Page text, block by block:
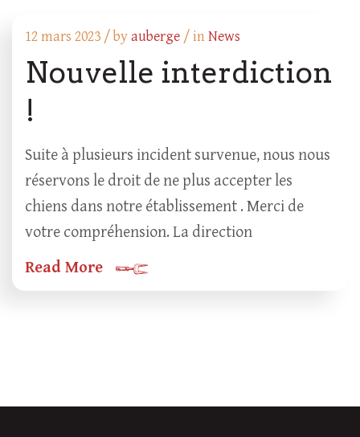
12 mars 2023 /byauberge / inNews
Nouvelle interdiction
!
Suite à plusieurs incident survenue, nous nous
réservons le droit de ne plus accepter les
chiens dans notre établissement . Merci de
votre compréhension. La direction
Read More